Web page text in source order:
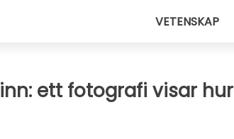
VETENSKAP
ett fotografi visar hur